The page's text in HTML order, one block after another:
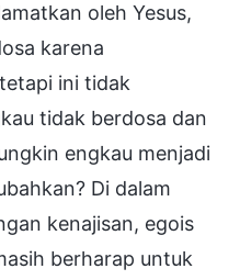
oleh Yesus,
karena
ini tidak
tidak berdosa dan
engkau menjadi
Di dalam
kenajisan, egois
berharap untuk